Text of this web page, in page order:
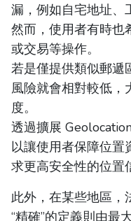
漏，例如自宅地址、
然而，使用者有時也
或交易等操作。
若是僅提供類似郵遞
風險就會相對較低，
度。
透過擴展
以讓使用者保障位置
求更高安全性的位置
此外，在某些地區，
“精確”的定義則由最